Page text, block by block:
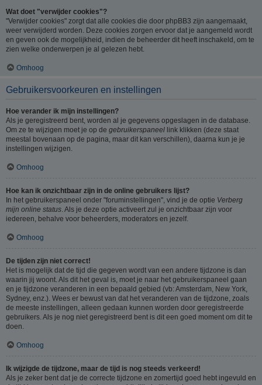
Wat doet "verwijder cookies"?
"Verwijder cookies" zorgt dat alle cookies die door phpBB3 zijn aangemaakt,
weer verwijderd worden. Deze cookies zorgen ervoor dat je aangemeld wordt
en geven ook de mogelijkheid, indien de beheerder dit heeft inschakeld, om te
zien welke onderwerpen je al gelezen hebt.
Omhoog
Gebruikersvoorkeuren en instellingen
Hoe verander ik mijn instellingen?
Als je geregistreerd bent, worden al je gegevens opgeslagen in de database.
Om ze te wijzigen moet je op de gebruikerspaneel link klikken (deze staat
meestal bovenaan op de pagina, maar dit kan verschillen), daarna kun je je
instellingen wijzigen.
Omhoog
Hoe kan ik onzichtbaar zijn in de online gebruikers lijst?
In het gebruikerspaneel onder "foruminstellingen", vind je de optie Verberg
mijn online status . Als je deze optie activeert zul je onzichtbaar zijn voor
iedereen, behalve voor beheerders, moderators en jezelf.
Omhoog
De tijden zijn niet correct!
Het is mogelijk dat de tijd die gegeven wordt van een andere tijdzone is dan
waarin jij woont. Als dit het geval is, moet je naar het gebruikerspaneel gaan
en je tijdzone veranderen in een bepaald gebied (vb: Amsterdam, New York,
Sydney, enz.). Wees er bewust van dat het veranderen van de tijdzone, zoals
de meeste instellingen, alleen gedaan kunnen worden door geregistreerde
gebruikers. Als je nog niet geregistreerd bent is dit een goed moment om dit te
doen.
Omhoog
Ik wijzigde de tijdzone, maar de tijd is nog steeds verkeerd!
Als je zeker bent dat je de correcte tijdzone en zomertijd goed hebt ingevuld en